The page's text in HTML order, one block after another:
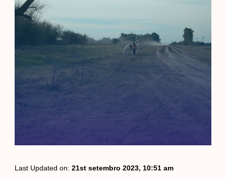
Last Updated on: 21st setembro 2023, 10:51 am